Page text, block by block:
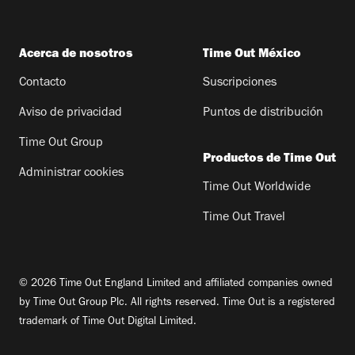
Acerca de nosotros
Contacto
Aviso de privacidad
Time Out Group
Administrar cookies
Time Out México
Suscripciones
Puntos de distribución
Productos de Time Out
Time Out Worldwide
Time Out Travel
© 2026 Time Out England Limited and affiliated companies owned
by Time Out Group Plc. All rights reserved. Time Out is a registered
trademark of Time Out Digital Limited.